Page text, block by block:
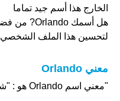
الخارج هذا أسم جيد تماما
هل أسمك Orlando? من فضلك اجب على
لتحسين هذا الملف الشخصي
معني Orlando
"معني اسم Orlando هو : "شجاع، شجاع